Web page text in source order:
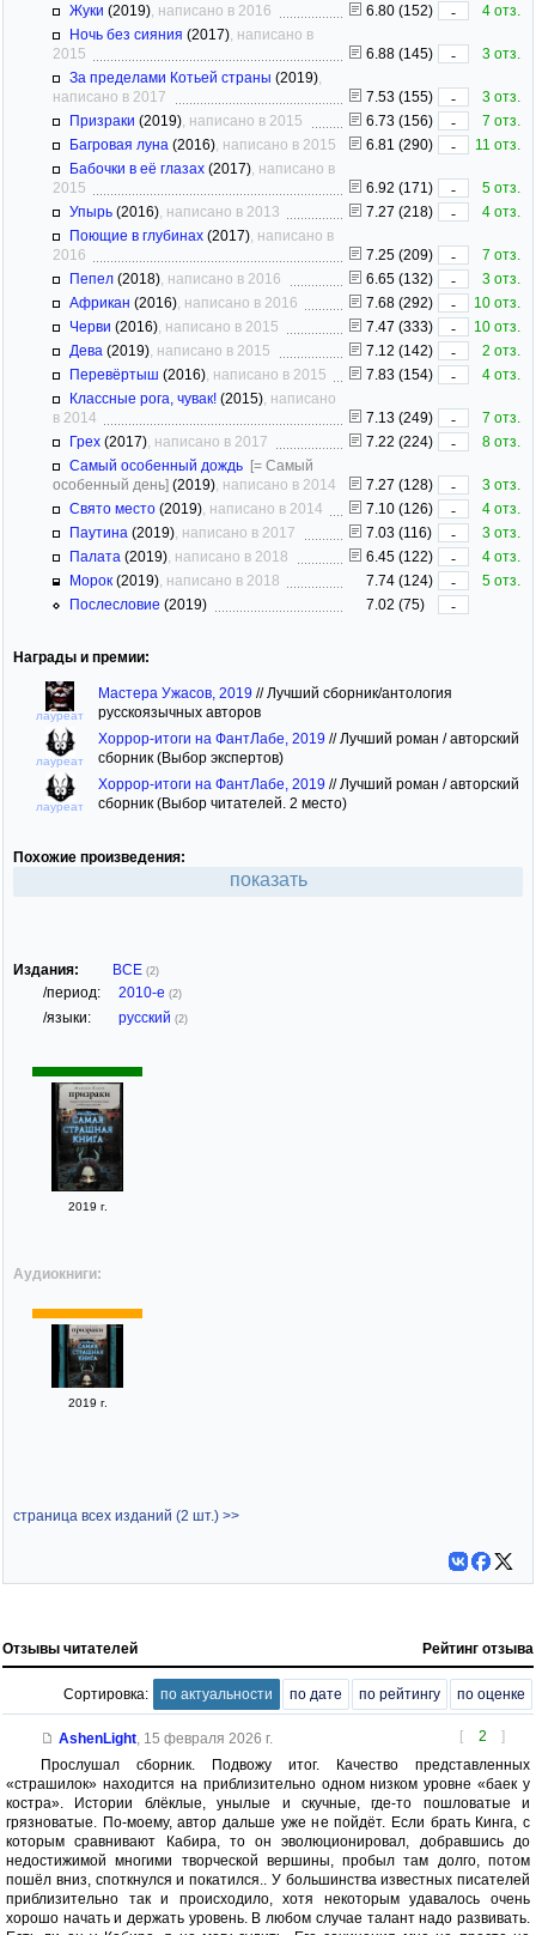
Жуки (2019) , написано в 2016 6.80 (152) -
4 отз.
Ночь без сияния (2017) , написано в
2015
6.88 (145) -
3 отз.
За пределами Котьей страны (2019)
написано в 2017
7.53 (155) -
3 отз.
Призраки (2019) , написано в 2015 6.73 (156) -
7 отз.
Багровая луна (2016) , написано в 2015 6.81 (290) -
11 отз.
Бабочки в её глазах (2017) , написано в
2015
6.92 (171) -
5 отз.
Упырь (2016) , написано в 2013 7.27 (218) -
4 отз.
Поющие в глубинах (2017) , написано в
2016
7.25 (209) -
7 отз.
Пепел (2018) , написано в 2016 6.65 (132) -
3 отз.
Африкан (2016) , написано в 2016 7.68 (292) -
10 отз.
Черви (2016) , написано в 2015 7.47 (333) -
10 отз.
Дева (2019) , написано в 2015 7.12 (142) -
2 отз.
Перевёртыш (2016) , написано в 2015 7.83 (154) -
4 отз.
Классные рога, чувак! (2015) , написано
в 2014
7.13 (249) -
7 отз.
Грех (2017) , написано в 2017 7.22 (224) -
8 отз.
Самый особенный дождь [= Самый
особенный день] (2019) , написано в 2014 7.27 (128) -
3 отз.
Свято место (2019) , написано в 2014 7.10 (126) -
4 отз.
Паутина (2019) , написано в 2017 7.03 (116) -
3 отз.
Палата (2019) , написано в 2018 6.45 (122) -
4 отз.
Морок (2019) , написано в 2018 7.74 (124) -
5 отз.
Послесловие (2019) 7.02 (75) -
Награды и премии:
лауреат
Мастера Ужасов, 2019 // Лучший сборник/антология
русскоязычных авторов
лауреат
Хоррор-итоги на ФантЛабе, 2019 // Лучший роман / авторский
сборник (Выбор экспертов)
лауреат
Хоррор-итоги на ФантЛабе, 2019 // Лучший роман / авторский
сборник (Выбор читателей. 2 место)
Похожие произведения:
показать
Издания: ВСЕ (2)
/период: 2010-е (2)
/языки: русский (2)
2019 г.
Аудиокниги:
2019 г.
страница всех изданий (2 шт.) >>
Отзывы читателей Рейтинг отзыва
Сортировка: по актуальности по дате по рейтингу по оценке
[ 2 ]
AshenLight, 15 февраля 2026 г.
Прослушал сборник. Подвожу итог. Качество представленных
«страшилок» находится на приблизительно одном низком уровне «баек у
костра». Истории блёклые, унылые и скучные, где-то пошловатые и
грязноватые. По-моему, автор дальше уже не пойдёт. Если брать Кинга, с
которым сравнивают Кабира, то он эволюционировал, добравшись до
недостижимой многими творческой вершины, пробыл там долго, потом
пошёл вниз, споткнулся и покатился.. У большинства известных писателей
приблизительно так и происходило, хотя некоторым удавалось очень
хорошо начать и держать уровень. В любом случае талант надо развивать.